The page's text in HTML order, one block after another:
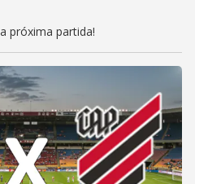
próxima partida!